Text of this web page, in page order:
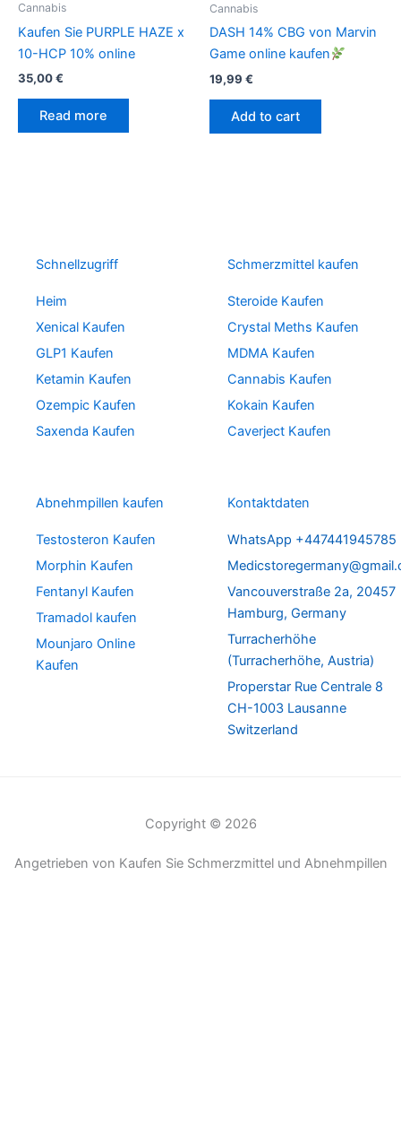
Cannabis
Kaufen Sie PURPLE HAZE x
10-HCP 10% online
35,00€
Read more
Cannabis
DASH 14% CBG von Marvin
Game online kaufen
19,99 €
Add to cart
Schnellzugriff
Heim
Xenical Kaufen
GLP1 Kaufen
Ketamin Kaufen
Ozempic Kaufen
Saxenda Kaufen
Schmerzmittel kaufen
Steroide Kaufen
Crystal Meths Kaufen
MDMA Kaufen
Cannabis Kaufen
Kokain Kaufen
Caverject Kaufen
Abnehmpillen kaufen
Testosteron Kaufen
Morphin Kaufen
Fentanyl Kaufen
Tramadol kaufen
Mounjaro Online
Kaufen
Kontaktdaten
WhatsApp +447441945785
Vancouverstraße 2a, 20457
Hamburg, Germany
Turracherhöhe
(Turracherhöhe, Austria)
Properstar Rue Centrale 8
CH-1003 Lausanne
Switzerland
Copyright © 2026
Angetrieben von Kaufen Sie Schmerzmittel und Abnehmpillen